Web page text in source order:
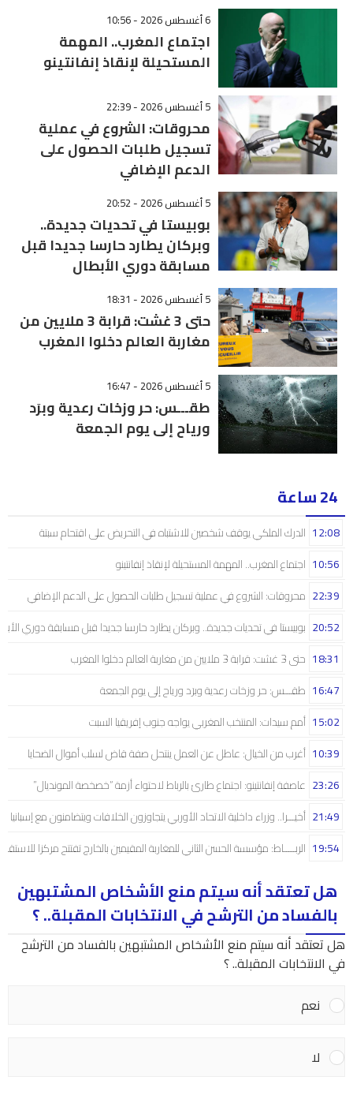
6 أغسطس 2026 - 10:56
اجتماع المغرب.. المهمة
المستحيلة لإنقاذ إنفانتينو
5 أغسطس 2026 - 22:39
محروقات: الشروع في عملية
تسجيل طلبات الحصول على
الدعم الإضافي
5 أغسطس 2026 - 20:52
بوبيستا في تحديات جديدة..
وبركان يطارد حارسا جديدا قبل
مسابقة دوري الأبطال
5 أغسطس 2026 - 18:31
حتى 3 غشت: قرابة 3 ملايين من
مغاربة العالم دخلوا المغرب
5 أغسطس 2026 - 16:47
طقـــس: حر وزخات رعدية وبرَد
ورياح إلى يوم الجمعة
24 ساعة
الدرك الملكي يوقف شخصين للاشتباه في التحريض على اقتحام سبتة 12:08
اجتماع المغرب.. المهمة المستحيلة لإنقاذ إنفانتينو 10:56
محروقات: الشروع في عملية تسجيل طلبات الحصول على الدعم الإضافي 22:39
بوبيستا في تحديات جديدة.. وبركان يطارد حارسا جديدا قبل مسابقة دوري 20:52
حتى 3 غشت: قرابة 3 ملايين من مغاربة العالم دخلوا المغرب 18:31
طقـــس: حر وزخات رعدية وبرَد ورياح إلى يوم الجمعة 16:47
أمم سيدات: المنتخب المغربي يواجه جنوب إفريقيا السبت 15:02
أغرب من الخيال: عاطل عن العمل ينتحل صفة قاض لسلب أموال الضحايا 10:39
عاصفة إنفانتينو: اجتماع طارئ بالرباط لاحتواء أزمة “خصخصة المونديال” 23:26
أخيـــرا.. وزراء داخلية الاتحاد الأوربي يتجاوزون الخلافات ويتضامنون مع إسبانيا 21:49
الربـــــاط: مؤسسة الحسن الثاني للمغاربة المقيمين بالخارج تفتتح مركزا 19:54
هل تعتقد أنه سيتم منع الأشخاص المشتبهين
بالفساد من الترشح في الانتخابات المقبلة.. ؟
هل تعتقد أنه سيتم منع الأشخاص المشتبهين بالفساد من الترشح
في الانتخابات المقبلة.. ؟
نعم
لا